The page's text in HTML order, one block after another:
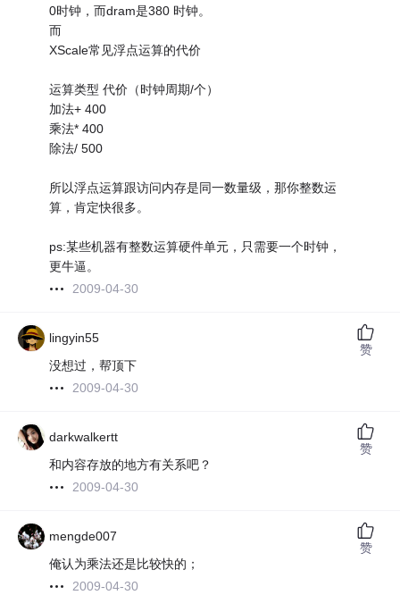
0时钟，而dram是380 时钟。
而
XScale常见浮点运算的代价
运算类型 代价（时钟周期/个）
加法+ 400
乘法* 400
除法/ 500
所以浮点运算跟访问内存是同一数量级，那你整数运
算，肯定快很多。
ps:某些机器有整数运算硬件单元，只需要一个时钟，
更牛逼。
2009-04-30
lingyin55
没想过，帮顶下
2009-04-30
赞
darkwalkertt
和内容存放的地方有关系吧？
2009-04-30
赞
mengde007
俺认为乘法还是比较快的；
2009-04-30
赞